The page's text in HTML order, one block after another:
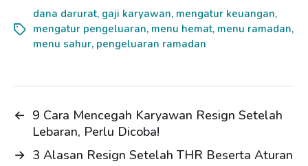
k
e
d
n
e
b
o
k
i
l
r
e
dana darurat, gaji karyawan, mengatur keuangan,
mengatur pengeluaran, menu hemat, menu ramadan,
menu sahur, pengeluaran ramadan
← 9 Cara Mencegah Karyawan Resign Setelah
Lebaran, Perlu Dicoba!
→ 3 Alasan Resign Setelah THR Beserta Aturan